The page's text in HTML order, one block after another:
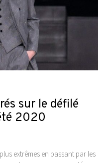
sur le défilé
2020
extrêmes en passant par les